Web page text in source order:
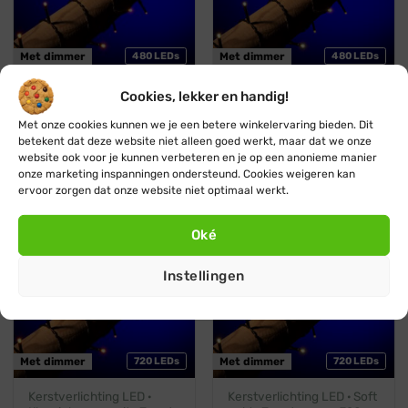
Cookies, lekker en handig!
Met onze cookies kunnen we je een betere winkelervaring bieden. Dit
betekent dat deze website niet alleen goed werkt, maar dat we onze
website ook voor je kunnen verbeteren en je op een anonieme manier
onze marketing inspanningen ondersteund. Cookies weigeren kan
ervoor zorgen dat onze website niet optimaal werkt.
Oké
Instellingen
480 LEDs
Met dimmer
Kerstverlichting LED ·
Klassiek warm wit · Zwart
snoer · 480 lampjes ·
Dimbaar
€26,95 Oorspronkelijke
prijs
was:
€ 26,95.
€24,45Huidige
prijs
is:
€ 24,45.
480 LEDs
Met dimmer
Kerstverlichting LED · Soft
gold · Zwart snoer · 480
lampjes · Dimbaar
€31,95
Oorspronkelijke
prijs
was:
€ 31,95.
€28,95Huidige
is:
€ 28,95.
720 LEDs
Zwart snoer
Met dimmer
Kerstverlichting LED ·
720 LEDs
Met dimmer
Kerstverlichting LED · Soft